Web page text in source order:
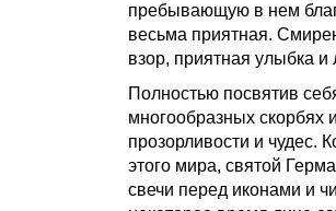
пребывающую в нем
весьма приятная.
взор, приятная улыбка и
Полностью посвятив
многообразных скорбях
прозорливости и чудес.
этого мира, святой
свечи перед иконами и